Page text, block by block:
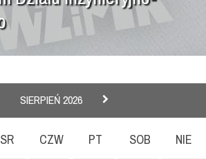
SIERPIEŃ 2026
SR CZW PT SOB NIE